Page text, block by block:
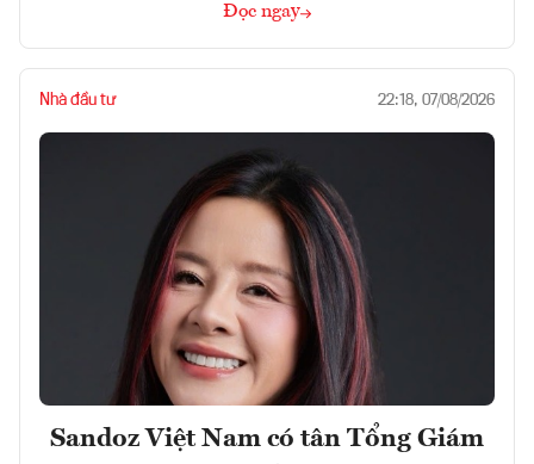
Đọc ngay
Nhà đầu tư 22:18, 07/08/2026
Sandoz Việt Nam có tân Tổng Giám